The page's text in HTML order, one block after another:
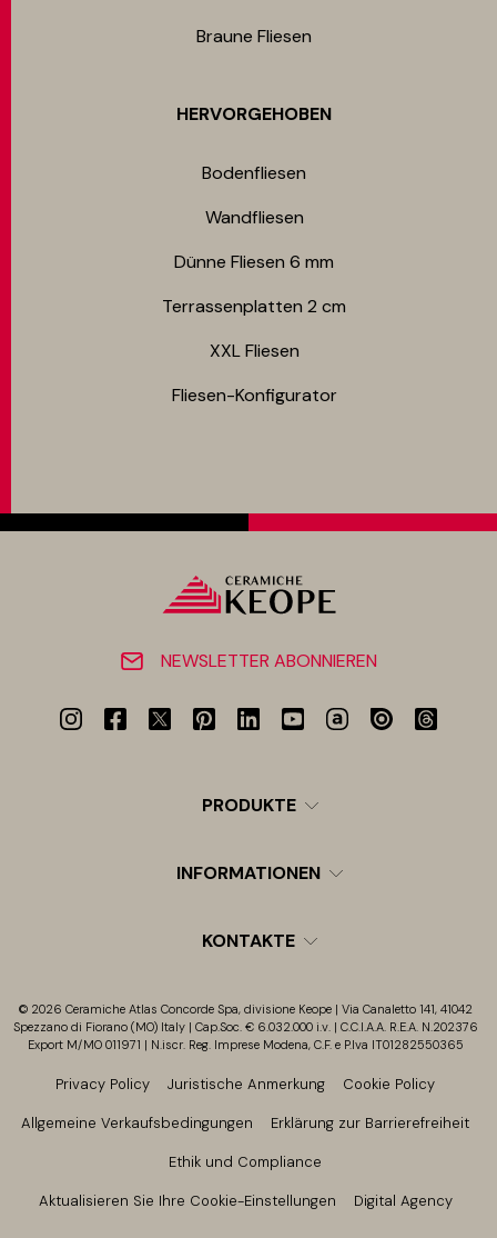
Braune Fliesen
HERVORGEHOBEN
Bodenfliesen​
Wandfliesen
Dünne Fliesen 6 mm​
Terrassenplatten 2 cm
XXL Fliesen
Fliesen-Konfigurator
NEWSLETTER ABONNIEREN
PRODUKTE
INFORMATIONEN
KONTAKTE
© 2026 Ceramiche Atlas Concorde Spa, divisione Keope | Via Canaletto 141, 41042
Spezzano di Fiorano (MO) Italy | Cap.Soc. € 6.032.000 i.v. | C.C.I.A.A. R.E.A. N.202376
Export M/MO 011971 | N.iscr. Reg. Imprese Modena, C.F. e P.Iva IT01282550365
Privacy Policy Juristische Anmerkung Cookie Policy
Allgemeine Verkaufsbedingungen Erklärung zur Barrierefreiheit
Ethik und Compliance
Aktualisieren Sie Ihre Cookie-Einstellungen Digital Agency